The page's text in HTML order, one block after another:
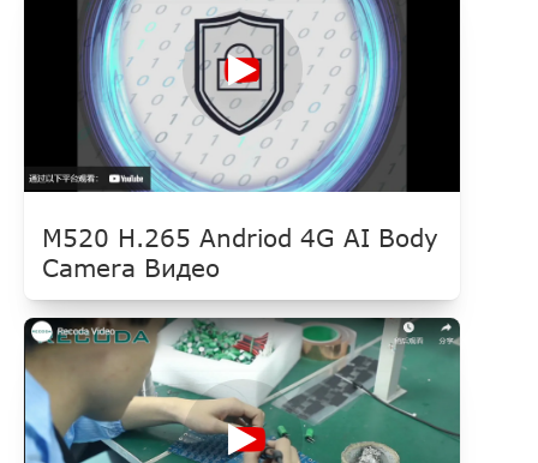
M520 H.265 Andriod 4G AI Body
Camera Видео